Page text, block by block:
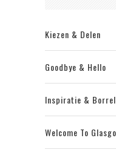
Kiezen & Delen
Goodbye & Hello
Inspiratie &
Welcome To